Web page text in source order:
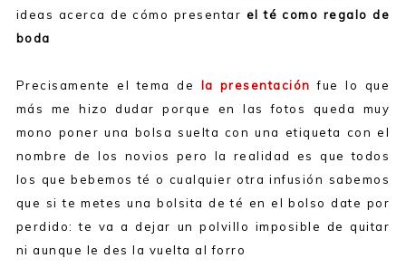
ideas acerca de cómo presentar el té como regalo de
boda
Precisamente el tema de la presentación fue lo que
más me hizo dudar porque en las fotos queda muy
mono poner una bolsa suelta con una etiqueta con el
nombre de los novios pero la realidad es que todos
los que bebemos té o cualquier otra infusión sabemos
que si te metes una bolsita de té en el bolso date por
perdido: te va a dejar un polvillo imposible de quitar
ni aunque le des la vuelta al forro